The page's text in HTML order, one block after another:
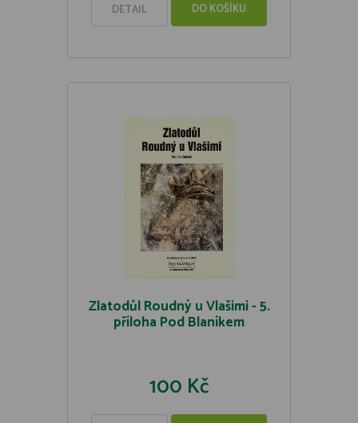
DETAIL DO KOŠÍKU
Zlatodůl Roudný u Vlašimi - 5.
příloha Pod Blaníkem
100 Kč